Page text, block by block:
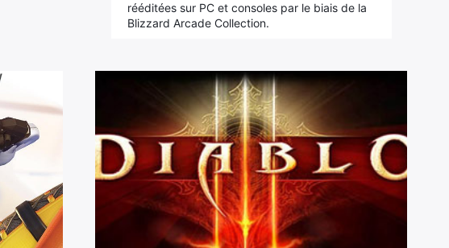
rééditées sur PC et consoles par le biais de la
Blizzard Arcade Collection.